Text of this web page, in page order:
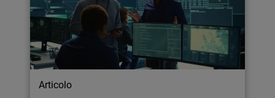
Articolo